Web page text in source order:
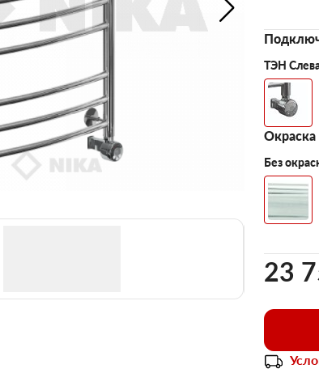
ТЭН
Окраска
Без
23